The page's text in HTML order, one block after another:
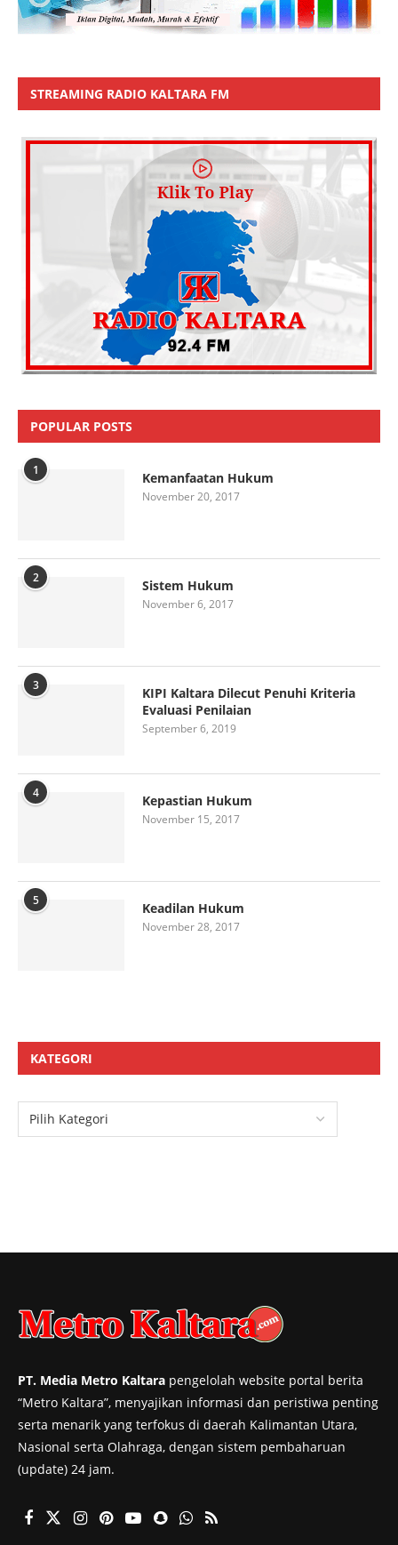
STREAMING RADIO KALTARA FM
POPULAR POSTS
1 Kemanfaatan Hukum
November 20, 2017
2 Sistem Hukum
November 6, 2017
3
KIPI Kaltara Dilecut Penuhi Kriteria
Evaluasi Penilaian
September 6, 2019
4 Kepastian Hukum
November 15, 2017
5 Keadilan Hukum
November 28, 2017
KATEGORI
PT. Media Metro Kaltara pengelolah website portal berita
“Metro Kaltara”, menyajikan informasi dan peristiwa penting
serta menarik yang terfokus di daerah Kalimantan Utara,
Nasional serta Olahraga, dengan sistem pembaharuan
(update) 24 jam.